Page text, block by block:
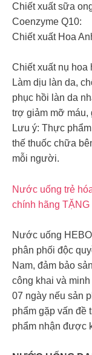
Chiết xuất sữa
Coenzyme Q10:
Chiết xuất Hoa
Chiết xuất nụ hoa
Làm dịu làn da,
phục hồi làn da
trợ giảm mỡ máu,
Lưu ý: Thực
thế thuốc chữa
mỗi người.
Nước uống trẻ
chính hãng TẶNG
Nước uống
phân phối độc
Nam, đảm bảo
công khai và
07 ngày nếu sản
phẩm gặp vấn đề
phẩm nhận được